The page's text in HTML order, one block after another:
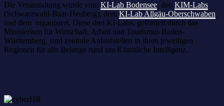
Die Veranstaltung wurde vom KI-Lab Bodensee, den KIM-Labs
(Schwarzwald-Baar-Heuberg), dem KI-Lab Allgäu-Oberschwaben
und dem organisiert. Diese drei KI-Labs, gefördert durch das
Ministerium für Wirtschaft, Arbeit und Tourismus Baden-
Württemberg, sind zentrale Anlaufstellen in ihren jeweiligen
Regionen für alle Belange rund um Künstliche Intelligenz.